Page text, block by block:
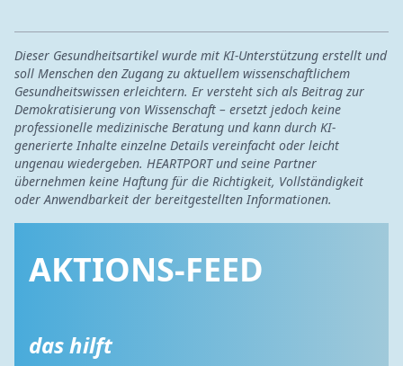
Dieser Gesundheitsartikel wurde mit KI-Unterstützung erstellt und
soll Menschen den Zugang zu aktuellem wissenschaftlichem
Gesundheitswissen erleichtern. Er versteht sich als Beitrag zur
Demokratisierung von Wissenschaft – ersetzt jedoch keine
professionelle medizinische Beratung und kann durch KI-
generierte Inhalte einzelne Details vereinfacht oder leicht
ungenau wiedergeben. HEARTPORT und seine Partner
übernehmen keine Haftung für die Richtigkeit, Vollständigkeit
oder Anwendbarkeit der bereitgestellten Informationen.
AKTIONS-FEED
das hilft